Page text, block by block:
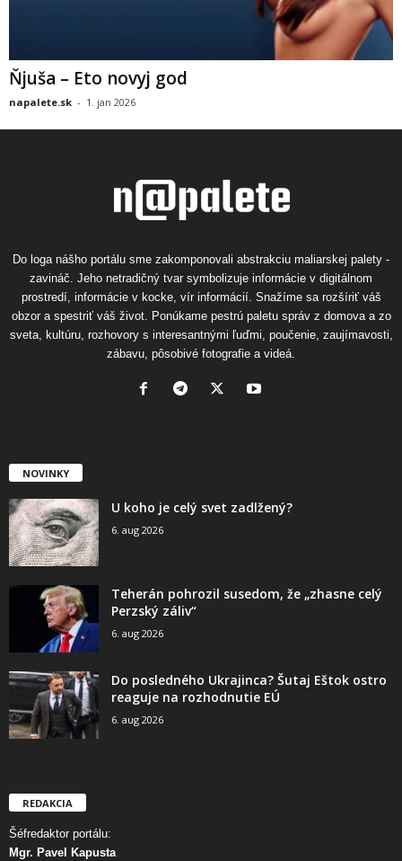
Ňjuša – Eto novyj god
napalete.sk - 1. jan 2026
Do loga nášho portálu sme zakomponovali abstrakciu maliarskej palety -
zavináč. Jeho netradičný tvar symbolizuje informácie v digitálnom
prostredí, informácie v kocke, vír informácií. Snažíme sa rozšíriť váš
obzor a spestriť váš život. Ponúkame pestrú paletu správ z domova a zo
sveta, kultúru, rozhovory s interesantnými ľuďmi, poučenie, zaujímavosti,
zábavu, pôsobivé fotografie a videá.
NOVINKY
U koho je celý svet zadlžený?
6. aug 2026
Teherán pohrozil susedom, že „zhasne celý
Perzský záliv“
6. aug 2026
Do posledného Ukrajinca? Šutaj Eštok ostro
reaguje na rozhodnutie EÚ
6. aug 2026
REDAKCIA
Šéfredaktor portálu:
Mgr. Pavel Kapusta